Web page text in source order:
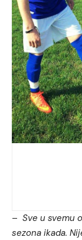
– Sve u svemu
sezona ikada.